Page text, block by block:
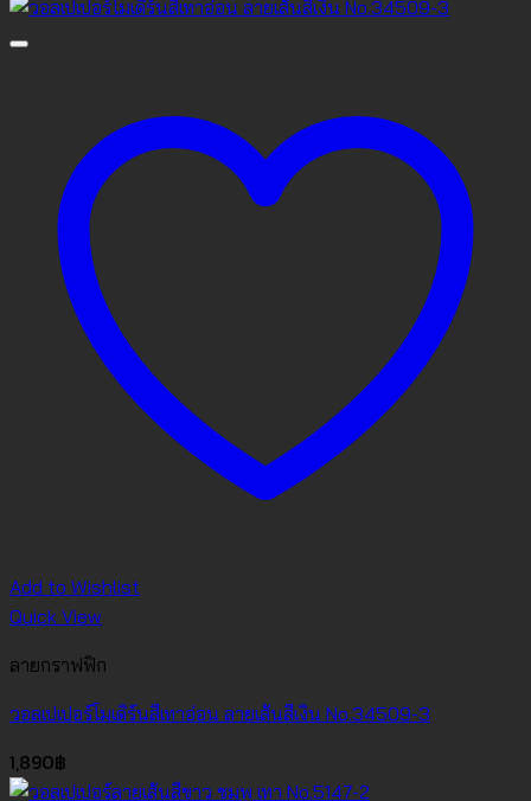
Add to Wishlist
Quick View
ลายกราฟฟิก
วอลเปเปอร์โมเดิร์นสีเทาอ่อน ลายเส้นสีเงิน No.34509-3
1,890฿